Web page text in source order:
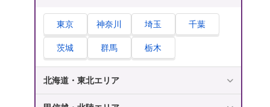
東京 神奈川 埼玉 千葉
茨城 群馬 栃木
北海道・東北エリア